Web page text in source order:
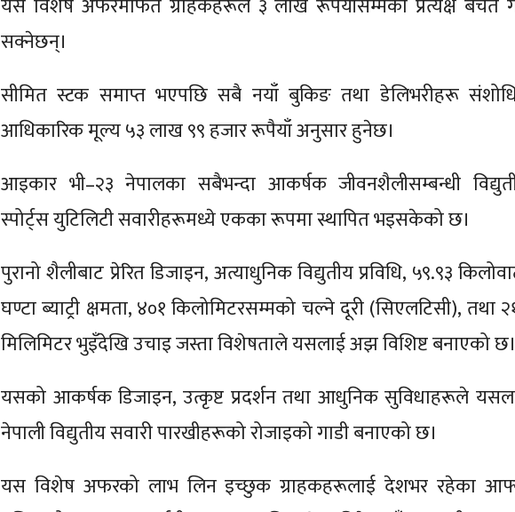
यस विशेष अफरमार्फत ग्राहकहरूले ३ लाख रूपैयाँसम्मको प्रत्यक्ष बचत
सक्नेछन्।
सीमित स्टक समाप्त भएपछि सबै नयाँ बुकिङ तथा डेलिभरीहरू
आधिकारिक मूल्य ५३ लाख ९९ हजार रूपैयाँ अनुसार हुनेछ।
आइकार भी–२३ नेपालका सबैभन्दा आकर्षक जीवनशैलीसम्बन्धी
स्पोर्ट्स युटिलिटी सवारीहरूमध्ये एकका रूपमा स्थापित भइसकेको छ।
पुरानो शैलीबाट प्रेरित डिजाइन, अत्याधुनिक विद्युतीय प्रविधि, ५९.९३
घण्टा ब्याट्री क्षमता, ४०१ किलोमिटरसम्मको चल्ने दूरी (सिएलटिसी), तथा
मिलिमिटर भुइँदेखि उचाइ जस्ता विशेषताले यसलाई अझ विशिष्ट बनाएको छ।
यसको आकर्षक डिजाइन, उत्कृष्ट प्रदर्शन तथा आधुनिक सुविधाहरूले
नेपाली विद्युतीय सवारी पारखीहरूको रोजाइको गाडी बनाएको छ।
यस विशेष अफरको लाभ लिन इच्छुक ग्राहकहरूलाई देशभर रहेका